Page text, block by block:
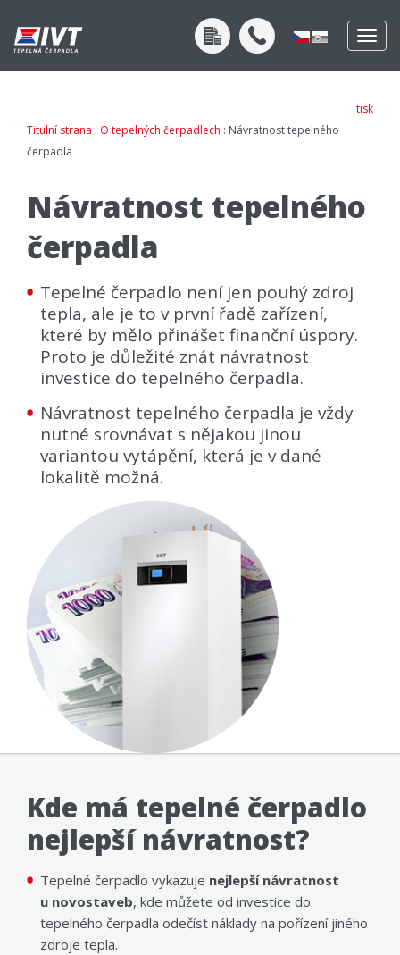
tisk
Titulní strana : O tepelných čerpadlech : Návratnost tepelného
čerpadla
Návratnost tepelného
čerpadla
Tepelné čerpadlo není jen pouhý zdroj
tepla, ale je to v první řadě zařízení,
které by mělo přinášet finanční úspory.
Proto je důležité znát návratnost
investice do tepelného čerpadla.
Návratnost tepelného čerpadla je vždy
nutné srovnávat s nějakou jinou
variantou vytápění, která je v dané
lokalitě možná.
Kde má tepelné čerpadlo
nejlepší návratnost?
Tepelné čerpadlo vykazuje nejlepší návratnost
u novostaveb, kde můžete od investice do
tepelného čerpadla odečíst náklady na pořízení jiného
zdroje tepla.